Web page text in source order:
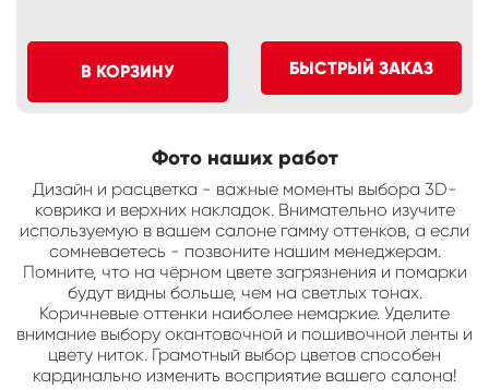
В КОРЗИНУ БЫСТРЫЙ ЗАКАЗ
Фото наших работ
Дизайн и расцветка - важные моменты выбора 3D-
коврика и верхних накладок. Внимательно изучите
используемую в вашем салоне гамму оттенков, а если
сомневаетесь - позвоните нашим менеджерам.
Помните, что на чёрном цвете загрязнения и помарки
будут видны больше, чем на светлых тонах.
Коричневые оттенки наиболее немаркие. Уделите
внимание выбору окантовочной и пошивочной ленты и
цвету ниток. Грамотный выбор цветов способен
кардинально изменить восприятие вашего салона!